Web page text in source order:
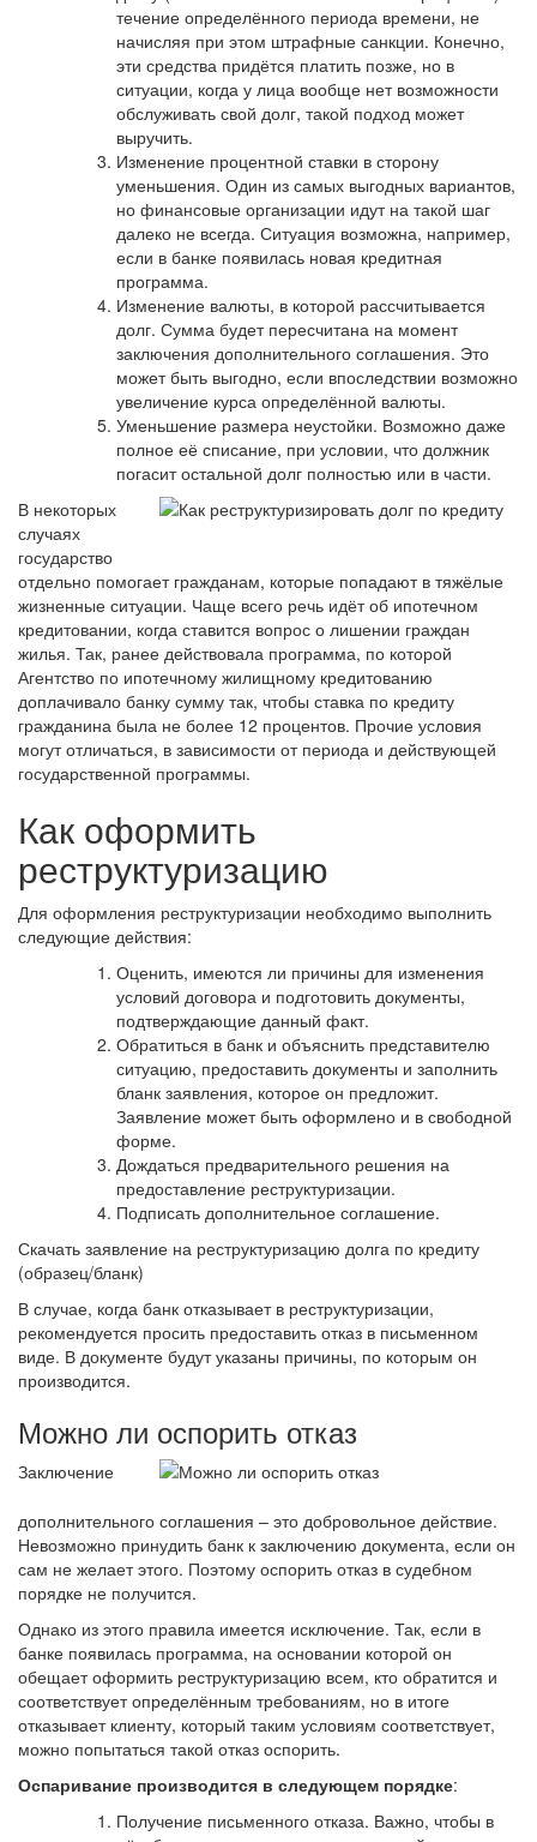
течение определённого периода времени, не
начисляя при этом штрафные санкции. Конечно,
эти средства придётся платить позже, но в
ситуации, когда у лица вообще нет возможности
обслуживать свой долг, такой подход может
выручить.
Изменение процентной ставки в сторону
уменьшения. Один из самых выгодных вариантов,
но финансовые организации идут на такой шаг
далеко не всегда. Ситуация возможна, например,
если в банке появилась новая кредитная
программа.
Изменение валюты, в которой рассчитывается
долг. Сумма будет пересчитана на момент
заключения дополнительного соглашения. Это
может быть выгодно, если впоследствии возможно
увеличение курса определённой валюты.
Уменьшение размера неустойки. Возможно даже
полное её списание, при условии, что должник
погасит остальной долг полностью или в части.
В некоторых
случаях
государство
отдельно помогает гражданам, которые попадают в тяжёлые
жизненные ситуации. Чаще всего речь идёт об ипотечном
кредитовании, когда ставится вопрос о лишении граждан
жилья. Так, ранее действовала программа, по которой
Агентство по ипотечному жилищному кредитованию
доплачивало банку сумму так, чтобы ставка по кредиту
гражданина была не более 12 процентов. Прочие условия
могут отличаться, в зависимости от периода и действующей
государственной программы.
Как оформить
реструктуризацию
Для оформления реструктуризации необходимо выполнить
следующие действия:
Оценить, имеются ли причины для изменения
условий договора и подготовить документы,
подтверждающие данный факт.
Обратиться в банк и объяснить представителю
ситуацию, предоставить документы и заполнить
бланк заявления, которое он предложит.
Заявление может быть оформлено и в свободной
форме.
Дождаться предварительного решения на
предоставление реструктуризации.
Подписать дополнительное соглашение.
Скачать заявление на реструктуризацию долга по кредиту
(образец/бланк)
В случае, когда банк отказывает в реструктуризации,
рекомендуется просить предоставить отказ в письменном
виде. В документе будут указаны причины, по которым он
производится.
Можно ли оспорить отказ
Заключение
дополнительного соглашения – это добровольное действие.
Невозможно принудить банк к заключению документа, если он
сам не желает этого. Поэтому оспорить отказ в судебном
порядке не получится.
Однако из этого правила имеется исключение. Так, если в
банке появилась программа, на основании которой он
обещает оформить реструктуризацию всем, кто обратится и
соответствует определённым требованиям, но в итоге
отказывает клиенту, который таким условиям соответствует,
можно попытаться такой отказ оспорить.
Оспаривание производится в следующем порядке:
Получение письменного отказа. Важно, чтобы в